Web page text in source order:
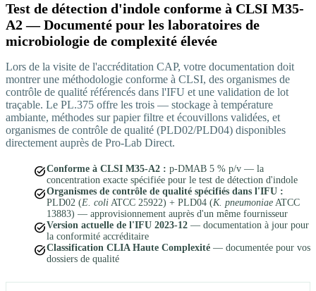
Test de détection d'indole conforme à CLSI M35-
A2 — Documenté pour les laboratoires de
microbiologie de complexité élevée
Lors de la visite de l'accréditation CAP, votre documentation doit
montrer une méthodologie conforme à CLSI, des organismes de
contrôle de qualité référencés dans l'IFU et une validation de lot
traçable. Le PL.375 offre les trois — stockage à température
ambiante, méthodes sur papier filtre et écouvillons validées, et
organismes de contrôle de qualité (PLD02/PLD04) disponibles
directement auprès de Pro-Lab Direct.
task_altConforme à CLSI M35-A2 : p-DMAB 5 % p/v — la
concentration exacte spécifiée pour le test de détection d'indole
task_altOrganismes de contrôle de qualité spécifiés dans l'IFU :
PLD02 (E. coli ATCC 25922) + PLD04 (K. pneumoniae ATCC
13883) — approvisionnement auprès d'un même fournisseur
task_altVersion actuelle de l'IFU 2023-12 — documentation à jour pour
la conformité accréditaire
task_altClassification CLIA Haute Complexité — documentée pour vos
dossiers de qualité